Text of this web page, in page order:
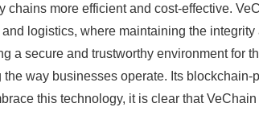
more efficient and cost-effective.
logistics, where maintaining the
a secure and trustworthy environment for
way businesses operate. Its blockchain-
this technology, it is clear that